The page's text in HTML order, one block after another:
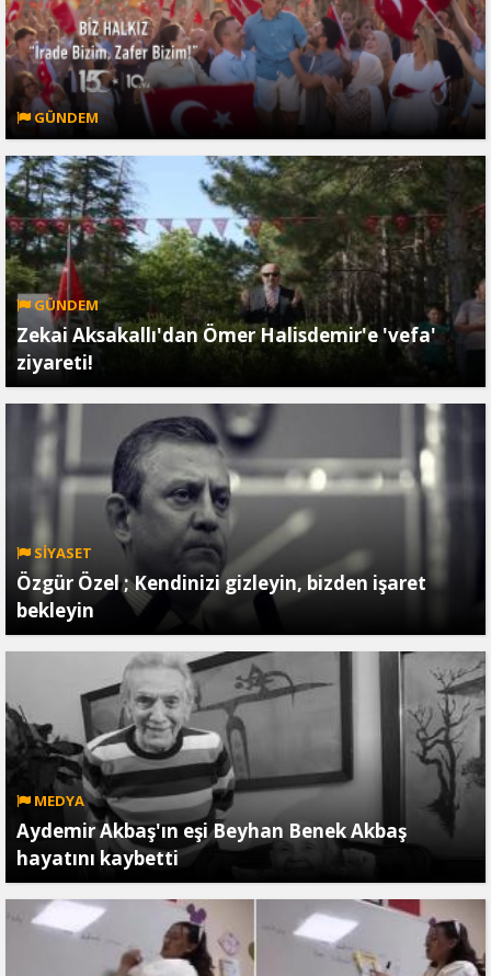
GÜNDEM
GÜNDEM
Zekai Aksakallı'dan Ömer Halisdemir'e 'vefa'
ziyareti!
SİYASET
Özgür Özel ; Kendinizi gizleyin, bizden işaret
bekleyin
MEDYA
Aydemir Akbaş'ın eşi Beyhan Benek Akbaş
hayatını kaybetti